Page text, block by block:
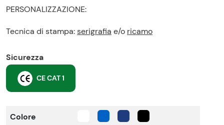
PERSONALIZZAZIONE:
Tecnica di stampa:serigrafia e/o ricamo
Sicurezza
CE CAT 1
Colore